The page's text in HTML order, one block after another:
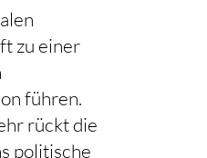
zu einer
führen.
rückt die
politische